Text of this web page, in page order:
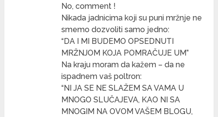
No, comment !
Nikada jadnicima koji su puni mržnje ne
smemo dozvoliti samo jedno:
“DA I MI BUDEMO OPSEDNUTI
MRŽNJOM KOJA POMRAČUJE UM”
Na kraju moram da kažem – da ne
ispadnem vaš poltron:
“NI JA SE NE SLAŽEM SA VAMA U
MNOGO SLUČAJEVA, KAO NI SA
MNOGIM NA OVOM VAŠEM BLOGU,